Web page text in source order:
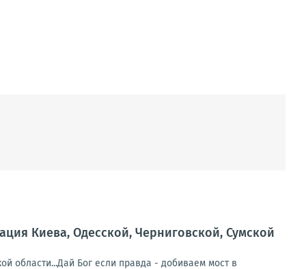
Киева, Одесской, Черниговской, Сумской
области...Дай Бог если правда - добиваем мост в